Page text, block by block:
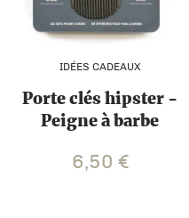
IDÉES CADEAUX
Porte clés hipster -
Peigne à barbe
6,50 €